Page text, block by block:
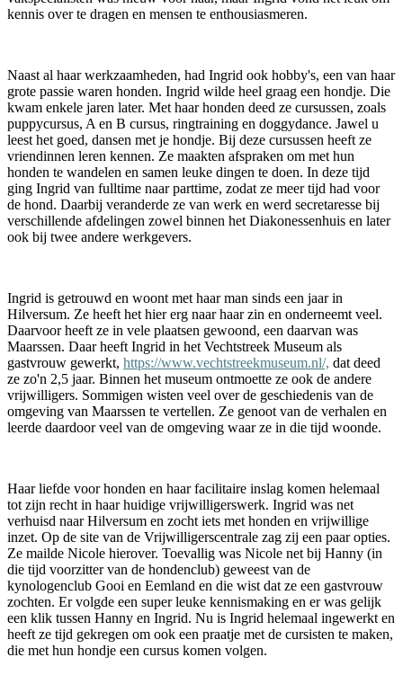
kennis over te dragen en mensen te enthousiasmeren.
Naast al haar werkzaamheden, had Ingrid ook hobby's, een van haar
grote passie waren honden. Ingrid wilde heel graag een hondje. Die
kwam enkele jaren later. Met haar honden deed ze cursussen, zoals
puppycursus, A en B cursus, ringtraining en doggydance. Jawel u
leest het goed, dansen met je hondje. Bij deze cursussen heeft ze
vriendinnen leren kennen. Ze maakten afspraken om met hun
honden te wandelen en samen leuke dingen te doen. In deze tijd
ging Ingrid van fulltime naar parttime, zodat ze meer tijd had voor
de hond. Daarbij veranderde ze van werk en werd secretaresse bij
verschillende afdelingen zowel binnen het Diakonessenhuis en later
ook bij twee andere werkgevers.
Ingrid is getrouwd en woont met haar man sinds een jaar in
Hilversum. Ze heeft het hier erg naar haar zin en onderneemt veel.
Daarvoor heeft ze in vele plaatsen gewoond, een daarvan was
Maarssen. Daar heeft Ingrid in het Vechtstreek Museum als
gastvrouw gewerkt, https://www.vechtstreekmuseum.nl/, dat deed
ze zo'n 2,5 jaar. Binnen het museum ontmoette ze ook de andere
vrijwilligers. Sommigen wisten veel over de geschiedenis van de
omgeving van Maarssen te vertellen. Ze genoot van de verhalen en
leerde daardoor veel van de omgeving waar ze in die tijd woonde.
Haar liefde voor honden en haar facilitaire inslag komen helemaal
tot zijn recht in haar huidige vrijwilligerswerk. Ingrid was net
verhuisd naar Hilversum en zocht iets met honden en vrijwillige
inzet. Op de site van de Vrijwilligerscentrale zag zij een paar opties.
Ze mailde Nicole hierover. Toevallig was Nicole net bij Hanny (in
die tijd voorzitter van de hondenclub) geweest van de
kynologenclub Gooi en Eemland en die wist dat ze een gastvrouw
zochten. Er volgde een super leuke kennismaking en er was gelijk
een klik tussen Hanny en Ingrid. Nu is Ingrid helemaal ingewerkt en
heeft ze tijd gekregen om ook een praatje met de cursisten te maken,
die met hun hondje een cursus komen volgen.